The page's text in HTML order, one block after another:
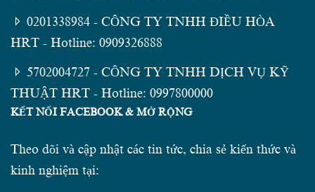
0201338984 - CÔNG TY TNHH ĐIỀU HÒA
HRT - Hotline: 0909326888
5702004727 - CÔNG TY TNHH DỊCH VỤ KỸ
THUẬT HRT - Hotline: 0997800000
KẾT NỐI FACEBOOK & MỞ RỘNG
Theo dõi và cập nhật các tin tức, chia sẻ kiến thức và
kinh nghiệm tại: